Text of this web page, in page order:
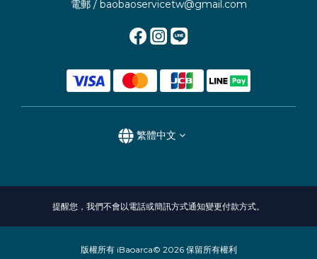
電郵 / baobaoservicetw@gmail.com
繁體中文
提醒您，我們不會以電話或簡訊方式通知變更付款方式。
版權所有 iBaoarca© 2026 保留所有權利